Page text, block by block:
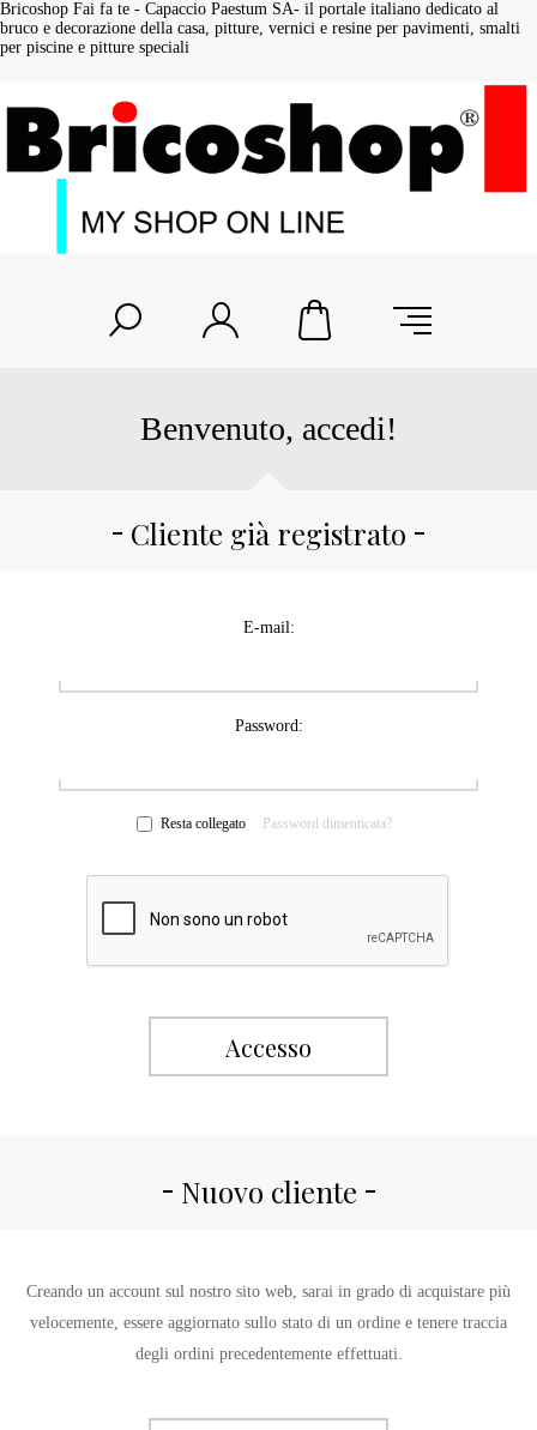
Bricoshop Fai fa te - Capaccio Paestum SA- il portale italiano dedicato al
bruco e decorazione della casa, pitture, vernici e resine per pavimenti, smalti
per piscine e pitture speciali
Benvenuto, accedi!
Cliente già registrato
E-mail:
Password:
Resta collegato Password dimenticata?
Nuovo cliente
Creando un account sul nostro sito web, sarai in grado di acquistare più
velocemente, essere aggiornato sullo stato di un ordine e tenere traccia
degli ordini precedentemente effettuati.